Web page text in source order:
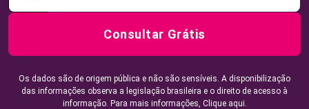
Consultar Grátis
Os dados são de origem pública e não são sensíveis. A disponibilização
das informações observa a legislação brasileira e o direito de acesso à
informação. Para mais informações, Clique aqui.